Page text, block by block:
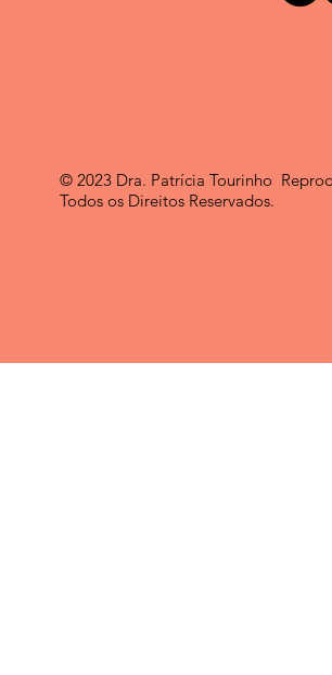
© 2023 Dra. Patrícia Tourinho
Todos os Direitos Reservados.